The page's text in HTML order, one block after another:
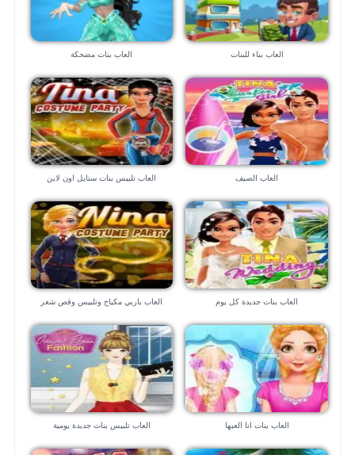
العاب بناء للبنات العاب بنات مضحكة
العاب الصيف العاب تلبيس بنات ستايل اون لاين
العاب بنات جديدة كل يوم العاب باربي مكياج وتلبيس وقص شعر
العاب بنات انا العبها العاب تلبيس بنات جديدة يومية